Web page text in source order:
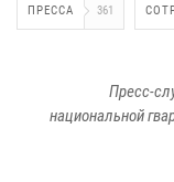
ПРЕССА 361
Пресс-
национальной